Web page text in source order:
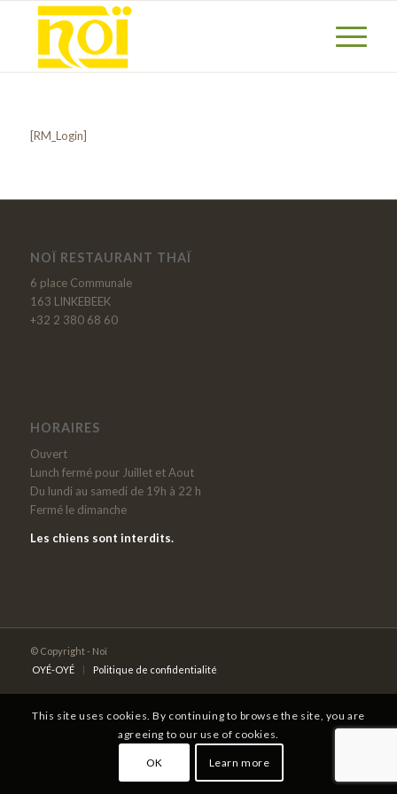
[RM_Login]
NOÏ RESTAURANT THAÏ
6 place Communale
163 LINKEBEEK
+32 2 380 68 60
HORAIRES
Ouvert
Lunch fermé pour Juillet et Aout
Du lundi au samedi de 19h à 22 h
Fermé le dimanche
Les chiens sont interdits.
© Copyright - Noï
OYÉ-OYÉ
Politique de confidentialité
This site uses cookies. By continuing to browse the site, you are
agreeing to our use of cookies.
OK Learn more